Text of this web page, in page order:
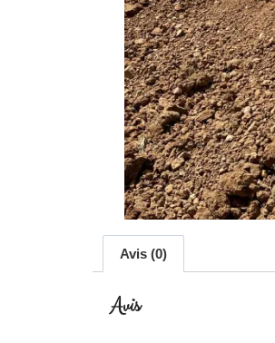
Avis (0)
Avis